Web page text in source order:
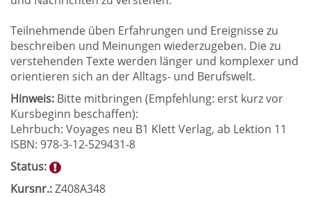
Teilnehmende üben Erfahrungen und Ereignisse zu
beschreiben und Meinungen wiederzugeben. Die zu
verstehenden Texte werden länger und komplexer und
orientieren sich an der Alltags- und Berufswelt.
Hinweis: Bitte mitbringen (Empfehlung: erst kurz vor
Kursbeginn beschaffen):
Lehrbuch: Voyages neu B1 Klett Verlag, ab Lektion 11
ISBN: 978-3-12-529431-8
Status:
Kursnr.:Z408A348